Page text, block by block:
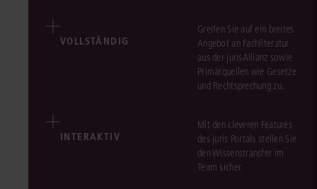
VOLLSTÄNDIG
Greifen Sie auf ein breites
Angebot an Fachliteratur
aus der jurisAllianz sowie
Primärquellen wie Gesetze
und Rechtsprechung zu.
INTERAKTIV
Mit den cleveren Features
des juris Portals stellen Sie
den Wissenstransfer im
Team sicher.